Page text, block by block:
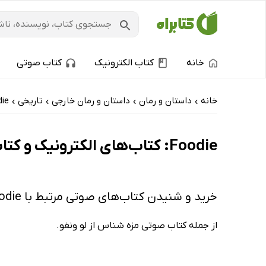
خانه کتاب الکترونیک کتاب صوتی
خانه › داستان و رمان › داستان و رمان خارجی › تاریخی ›
Foodie: کتاب‌های الکترونیک و کتاب‌های صوتی - پربحث‌ها
خرید و شنیدن کتاب‌های صوتی مرتبط با Foodie
از جمله کتاب صوتی مزه شناس از لو ونفو.